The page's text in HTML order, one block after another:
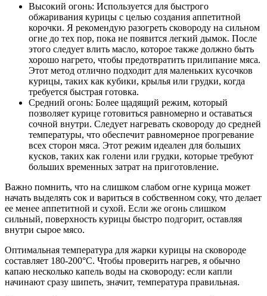
Высокий огонь: Используется для быстрого
обжаривания курицы с целью создания аппетитной
корочки. Я рекомендую разогреть сковороду на сильном
огне до тех пор, пока не появится легкий дымок. После
этого следует влить масло, которое также должно быть
хорошо нагрето, чтобы предотвратить прилипание мяса.
Этот метод отлично подходит для маленьких кусочков
курицы, таких как кубики, крылья или грудки, когда
требуется быстрая готовка.
Средний огонь: Более щадящий режим, который
позволяет курице готовиться равномерно и оставаться
сочной внутри. Следует нагревать сковороду до средней
температуры, что обеспечит равномерное прогревание
всех сторон мяса. Этот режим идеален для больших
кусков, таких как голени или грудки, которые требуют
больших временных затрат на приготовление.
Важно помнить, что на слишком слабом огне курица может
начать выделять сок и вариться в собственном соку, что делает
ее менее аппетитной и сухой. Если же огонь слишком
сильный, поверхность курицы быстро подгорит, оставляя
внутри сырое мясо.
Оптимальная температура для жарки курицы на сковороде
составляет 180-200°С. Чтобы проверить нагрев, я обычно
капаю несколько капель воды на сковороду: если капли
начинают сразу шипеть, значит, температура правильная.